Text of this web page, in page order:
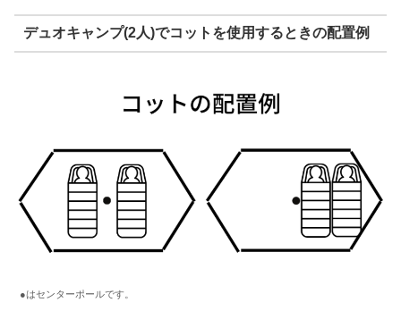
デュオキャンプ(2人)でコットを使用するときの配置例
●はセンターポールです。